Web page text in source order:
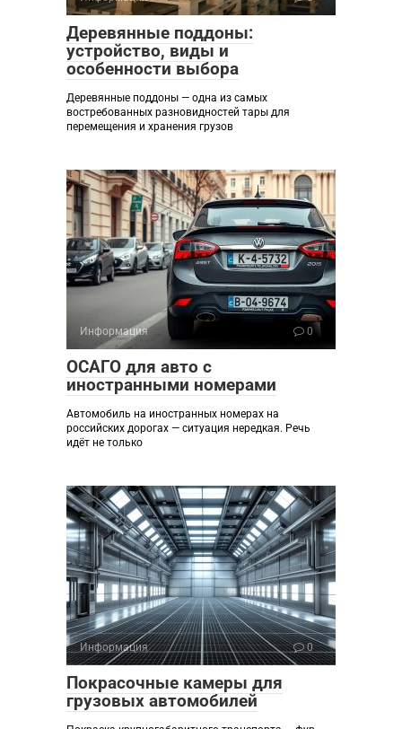
Деревянные поддоны:
устройство, виды и
особенности выбора
Деревянные поддоны — одна из самых
востребованных разновидностей тары для
перемещения и хранения грузов
Информация 0
ОСАГО для авто с
иностранными номерами
Автомобиль на иностранных номерах на
российских дорогах — ситуация нередкая. Речь
идёт не только
Информация 0
Покрасочные камеры для
грузовых автомобилей